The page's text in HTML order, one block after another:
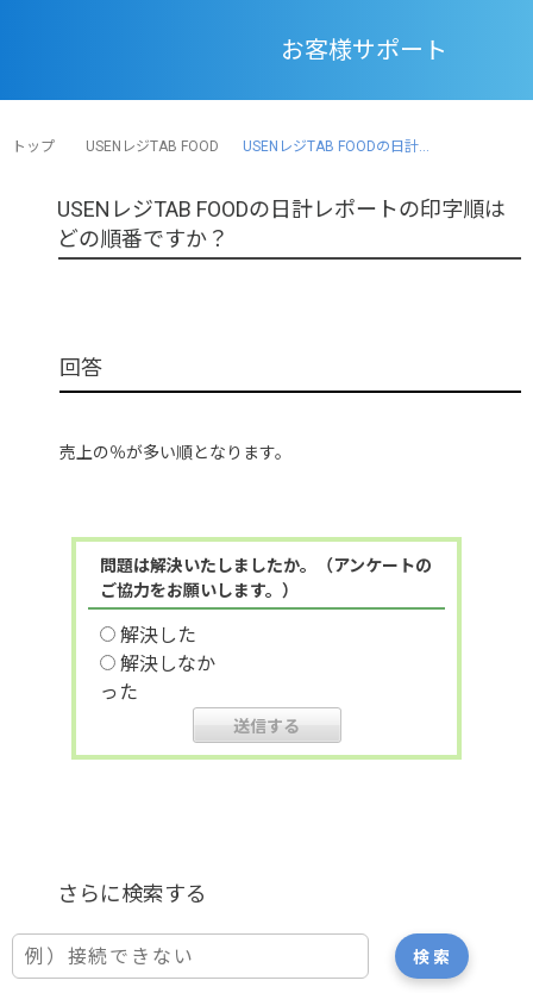
お客様サポート
トップ USENレジTAB FOOD USENレジTAB FOODの日計...
USENレジTAB FOODの日計レポートの印字順は
どの順番ですか？
売上の％が多い順となります。
問題は解決いたしましたか。（アンケートの
ご協力をお願いします。）
解決した
解決しなか
った